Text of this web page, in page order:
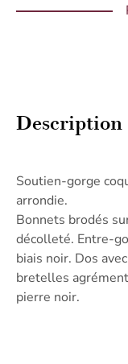
Description
Soutien-gorge
arrondie.
Bonnets brodés
décolleté. Entre-
biais noir. Dos
bretelles
pierre noir.